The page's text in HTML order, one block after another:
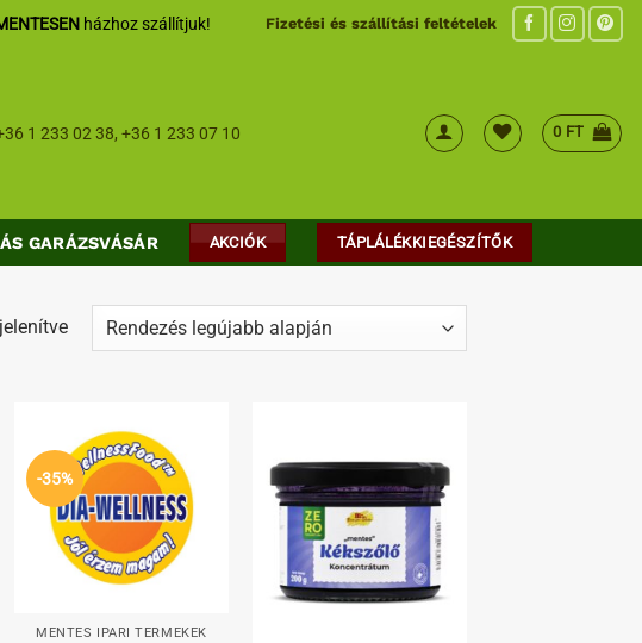
házhoz szállítjuk! Fizetési és szállítási feltételek
1 233 02 38,+36 1 233 07 10 0 FT
GARÁZSVÁSÁR AKCIÓK TÁPLÁLÉKKIEGÉSZÍTŐK
Sorted
-35%
Kedvenceimhez
MENTES IPARI TERMÉKEK
Kedvenceimhez